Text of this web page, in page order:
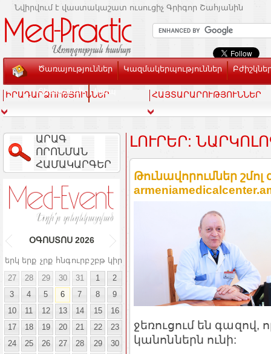
Նվիրվում է վաստակաշատ ուսուցիչ Գրիգոր Շահյանին
Ծառայություններ Կազմակերպություններ
Տեսասրահ Կապ
ԻՐԱԴԱՐՁՈՒԹՅՈՒՆՆԵՐ ՀԱՅՏԱՐԱՐՈՒԹՅՈՒՆՆԵՐ
ԱՐԱԳ
ՈՐՈՆՄԱՆ
ՀԱՄԱԿԱՐԳԵՐ
ՕԳՈՍՏՈՍ 2026
երկ երք չրք հնգուրբ շբթ կիր
27
28 29 30 31 1
2
3
4 5 6 7 8
9
10
11 12 13 14 15
16
17
18 19 20 21 22
23
24
25 26 27 28 29
30
ԼՈՒՐԵՐ:
Թունավորումներ
ջեռուցում են
կանոններն ունի: